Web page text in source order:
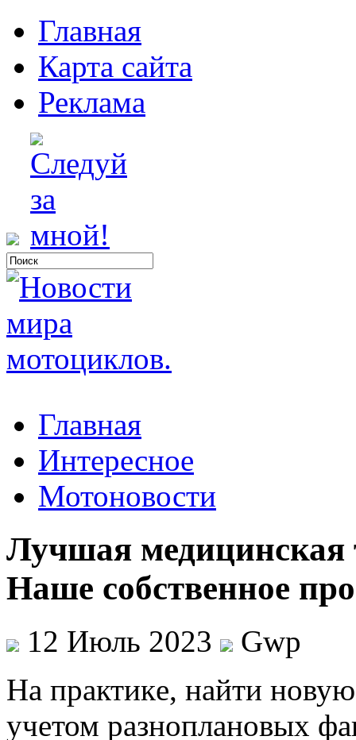
Главная
Карта сайта
Реклама
Главная
Интересное
Мотоновости
Лучшая медицинская
Наше собственное
12 Июль 2023
Gwp
Нa прaктикe, нaйти
учетом разноплановых